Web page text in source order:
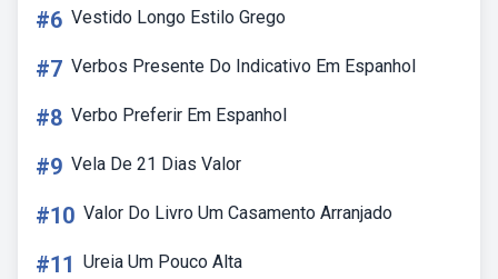
#6 Vestido Longo Estilo Grego
#7 Verbos Presente Do Indicativo Em Espanhol
#8 Verbo Preferir Em Espanhol
#9 Vela De 21 Dias Valor
#10 Valor Do Livro Um Casamento Arranjado
#11 Ureia Um Pouco Alta